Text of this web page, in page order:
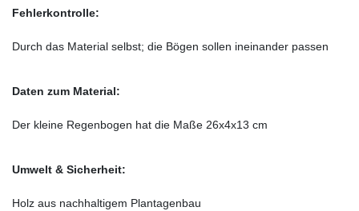
Fehlerkontrolle:
Durch das Material selbst; die Bögen sollen ineinander passen
Daten zum Material:
Der kleine Regenbogen hat die Maße 26x4x13 cm
Umwelt & Sicherheit:
Holz aus nachhaltigem Plantagenbau